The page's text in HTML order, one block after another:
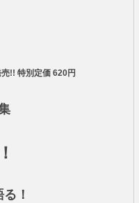
!! 特別定価 620円
！